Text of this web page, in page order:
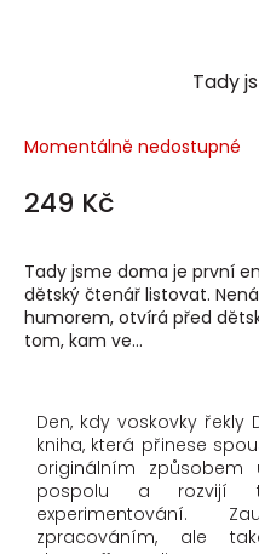
Tady
Momentálně nedostupné
249 Kč
Tady jsme doma je první
dětský čtenář listovat.
humorem, otvírá před
tom, kam ve...
Den, kdy voskovky řekly
kniha, která přinese
originálním
pospolu a rozvijí
experimentování.
zpracováním, ale